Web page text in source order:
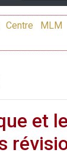
Centre MLM
et